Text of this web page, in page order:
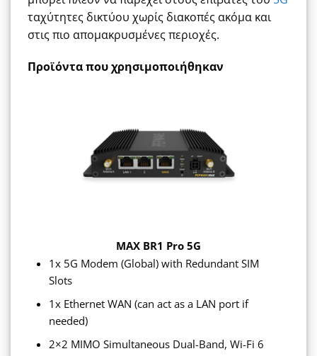
ταχύτητες δικτύου χωρίς διακοπές ακόμα και
στις πιο απομακρυσμένες περιοχές.
Προϊόντα που χρησιμοποιήθηκαν
MAX BR1 Pro 5G
1x 5G Modem (Global) with Redundant SIM
Slots
1x Ethernet WAN (can act as a LAN port if
needed)
2×2 MIMO Simultaneous Dual-Band, Wi-Fi 6